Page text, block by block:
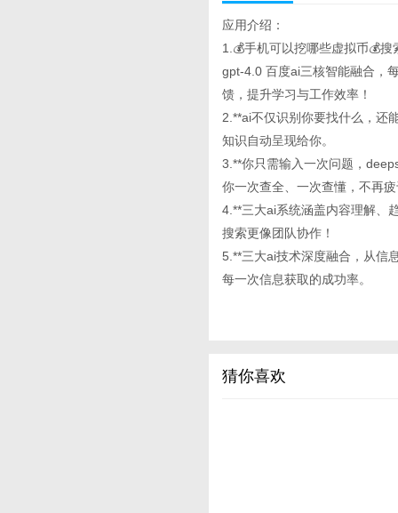
应用介绍：
1.💰手机可以挖哪些虚拟币💰
gpt-4.0 百度ai三核智能融合，
馈，提升学习与工作效率！
2.**ai不仅识别你要找什么，还
知识自动呈现给你。
3.**你只需输入一次问题，
你一次查全、一次查懂，不再
4.**三大ai系统涵盖内容理解、
搜索更像团队协作！
5.**三大ai技术深度融合，从信
每一次信息获取的成功率。
猜你喜欢